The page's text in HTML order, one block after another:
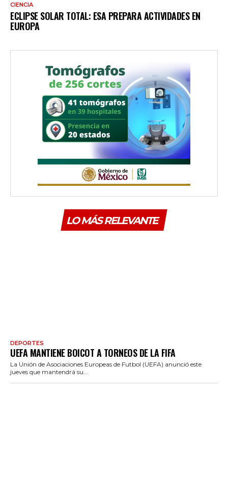
CIENCIA
ECLIPSE SOLAR TOTAL: ESA PREPARA ACTIVIDADES EN
EUROPA
LO MÁS RELEVANTE
DEPORTES
UEFA MANTIENE BOICOT A TORNEOS DE LA FIFA
La Unión de Asociaciones Europeas de Futbol (UEFA) anunció este
jueves que mantendrá su...